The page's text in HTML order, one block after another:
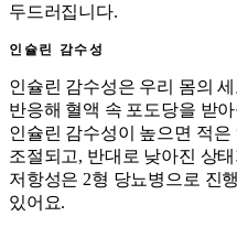
두드러집니다.
인슐린 감수성
인슐린 감수성은 우리 몸의
반응해 혈액 속 포도당을 받
인슐린 감수성이 높으면 적
조절되고, 반대로 낮아진 상
저항성은 2형 당뇨병으로 진
있어요.